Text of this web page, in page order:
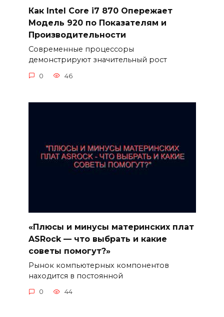
Как Intel Core i7 870 Опережает
Модель 920 по Показателям и
Производительности
Современные процессоры
демонстрируют значительный рост
0 46
«Плюсы и минусы материнских плат
ASRock — что выбрать и какие
советы помогут?»
Рынок компьютерных компонентов
находится в постоянной
0 44